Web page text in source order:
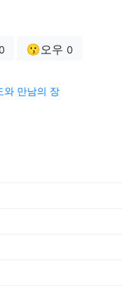
😗오우 0
와 만남의 장